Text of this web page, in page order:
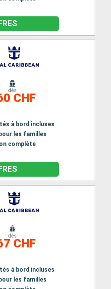
dès
CHF
à bord incluses
les familles
complète
dès
CHF
à bord incluses
les familles